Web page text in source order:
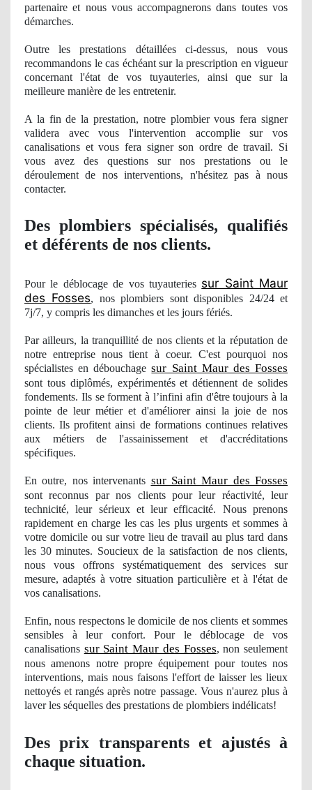
partenaire et nous vous accompagnerons dans toutes vos
démarches.
Outre les prestations détaillées ci-dessus, nous vous
recommandons le cas échéant sur la prescription en vigueur
concernant l'état de vos tuyauteries, ainsi que sur la
meilleure manière de les entretenir.
A la fin de la prestation, notre plombiervous fera signer
validera avec vous l'intervention accomplie sur vos
canalisations et vous fera signer son ordre de travail. Si
vous avez des questions sur nos prestations ou le
déroulement de nosinterventions, n'hésitez pas à nous
contacter.
Des plombiers spécialisés, qualifiés
et déférents de nos clients.
Pour le déblocage de vos tuyauteries sur Saint Maur
des Fosses, nosplombiers sont disponibles 24/24 et
7j/7, y compris les dimanches et les jours fériés.
Par ailleurs, la tranquillité de nos clients et la réputation de
notre entreprise nous tient à coeur. C'est pourquoi nos
spécialistes en débouchagesur Saint Maur des Fosses
sont tous diplômés, expérimentés et détiennent de solides
fondements. Ils se forment à l’infini afin d'être toujours à la
pointe de leur métier et d'améliorerainsi la joie de nos
clients. Ils profitent ainsi de formations continuesrelatives
aux métiers de l'assainissement et d'accréditations
spécifiques.
En outre, nosintervenants sur Saint Maur des Fosses
sont reconnus par nos clients pour leur réactivité, leur
technicité, leur sérieux et leur efficacité. Nous prenons
rapidement en charge les cas les plus urgents et sommes à
votre domicile ou sur votre lieu de travail au plus tard dans
les 30 minutes. Soucieux de la satisfaction de nos clients,
nous vous offrons systématiquement des services sur
mesure, adaptés à votre situation particulière et à l'état de
vos canalisations.
Enfin, nous respectons le domicile de nos clients et sommes
sensibles à leur confort. Pour le déblocage de vos
canalisations sur Saint Maur des Fosses, non seulement
nous amenons notre propre équipement pour toutes nos
interventions, mais nous faisons l'effort de laisser les lieux
nettoyés et rangés après notre passage. Vous n'aurez plus à
laver les séquelles des prestations de plombiers indélicats!
Des prix transparents et ajustés à
chaque situation.